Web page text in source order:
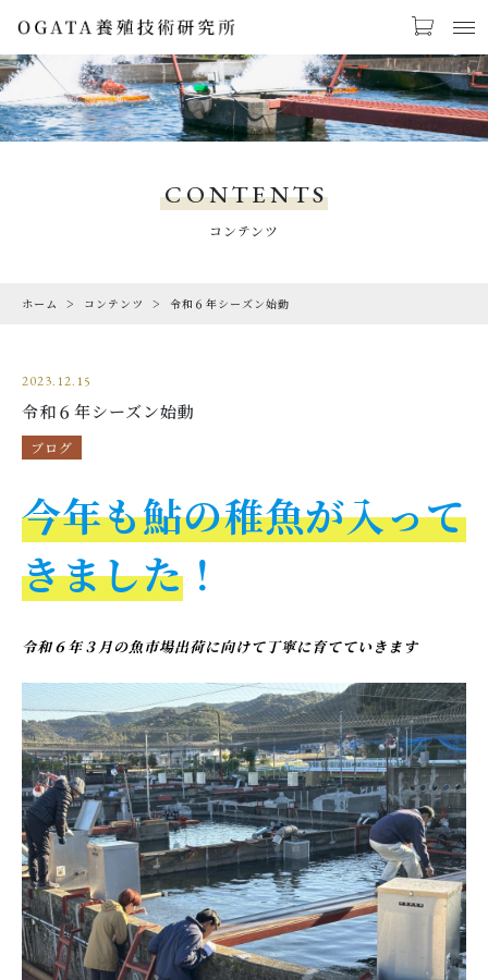
お気に入り LOGIN
CHECKED PRODUCTS
ORDER HISTORY
CAMPAIGN
キャンペーン
ABOUT US
HOW TO EAT
おいしい食べ方
店舗概要
SHOPPING GUIDE
ショッピングガイド
NEWS
お知らせ
CONTENTS
コンテンツ
PRIVACY
プライバシーポリシー
CONTENTS
コンテンツ
ホーム コンテンツ 令和６年シーズン始動
2023.12.15
令和６年シーズン始動
ブログ
今年も鮎の稚魚が入って
きました ！
令和６年３月の魚市場出荷に向けて丁寧に育てていきます